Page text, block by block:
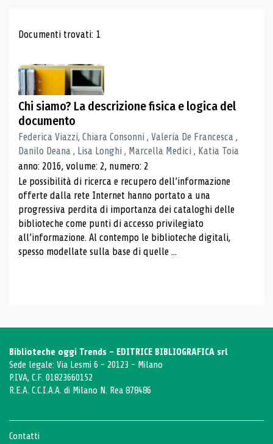
Risultati di ricerca
Documenti trovati: 1
Chi siamo? La descrizione fisica e logica del
documento
Federica Viazzi, Chiara Consonni , Valeria De Francesca ,
Danilo Deana , Lisa Longhi , Marcella Medici , Katia Toia
anno: 2016, volume: 2, numero: 2
Le possibilità di ricerca e recupero dell’informazione
offerte dalla rete Internet hanno portato a una
progressiva perdita di importanza dei cataloghi delle
biblioteche come punti di accesso privilegiato
all’informazione. Al contempo le biblioteche digitali,
spesso modellate sulla base di quelle ...
Biblioteche oggi Trends - EDITRICE BIBLIOGRAFICA srl
Sede legale: Via Lesmi 6 - 20123 - Milano
P.IVA, C.F. 01823660152
R.E.A. C.C.I.A.A. di Milano N. Rea 878486
Contatti